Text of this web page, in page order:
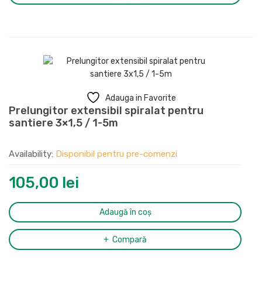
Adauga in Favorite
Prelungitor extensibil spiralat pentru
santiere 3×1,5 / 1-5m
Availability: Disponibil pentru pre-comenzi
105,00 lei
Adaugă în coș
Compară